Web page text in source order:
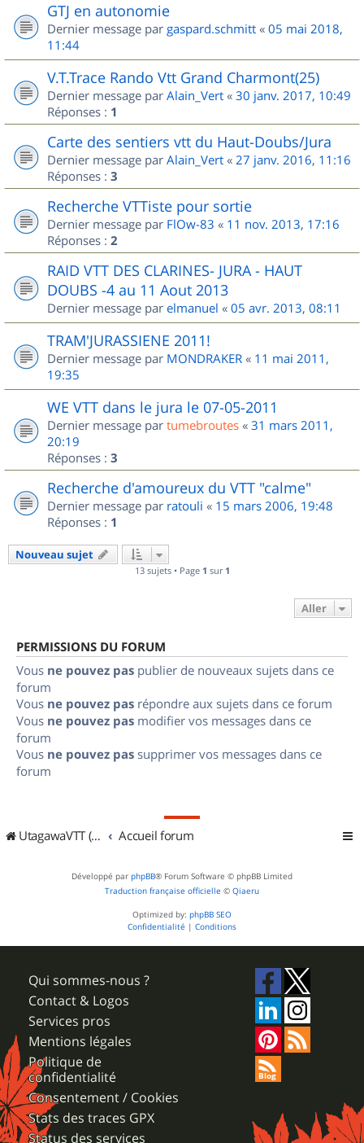
GTJ en autonomie
Dernier message par gaspard.schmitt « 05 mai 2018,
11:44
V.T.Trace Rando Vtt Grand Charmont(25)
Dernier message par Alain_Vert « 30 janv. 2017, 10:49
Réponses : 1
Carte des sentiers vtt du Haut-Doubs/Jura
Dernier message par Alain_Vert « 27 janv. 2016, 11:16
Réponses : 3
Recherche VTTiste pour sortie
Dernier message par FlOw-83 « 11 nov. 2013, 17:16
Réponses : 2
RAID VTT DES CLARINES- JURA - HAUT
DOUBS -4 au 11 Aout 2013
Dernier message par elmanuel « 05 avr. 2013, 08:11
TRAM'JURASSIENE 2011!
Dernier message par MONDRAKER « 11 mai 2011,
19:35
WE VTT dans le jura le 07-05-2011
Dernier message par tumebroutes « 31 mars 2011,
20:19
Réponses : 3
Recherche d'amoureux du VTT "calme"
Dernier message par ratouli « 15 mars 2006, 19:48
Réponses : 1
Nouveau sujet
13 sujets • Page 1 sur 1
Aller
PERMISSIONS DU FORUM
Vous ne pouvez pas publier de nouveaux sujets dans ce
forum
Vous ne pouvez pas répondre aux sujets dans ce forum
Vous ne pouvez pas modifier vos messages dans ce
forum
Vous ne pouvez pas supprimer vos messages dans ce
forum
UtagawaVTT (Randos VTT et VTTAE avec traces GPS) Accueil forum
Développé par phpBB® Forum Software © phpBB Limited
Traduction française officielle © Qiaeru
Optimized by: phpBB SEO
Confidentialité | Conditions
Qui sommes-nous ?
Contact & Logos
Services pros
Mentions légales
Politique de
confidentialité
Consentement / Cookies
Stats des traces GPX
Status des services